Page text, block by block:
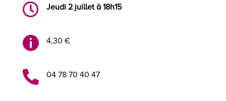
 Jeudi 2 juillet à 18h15
 4,30 €
 04 78 70 40 47